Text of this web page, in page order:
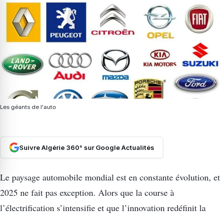
Les géants de l'auto
Suivre Algérie 360° sur Google Actualités
Le paysage automobile mondial est en constante évolution, et
2025 ne fait pas exception. Alors que la course à
l’électrification s’intensifie et que l’innovation redéfinit la